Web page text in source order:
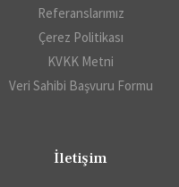
Referanslarımız
Çerez Politikası
KVKK Metni
Veri Sahibi Başvuru Formu
İletişim